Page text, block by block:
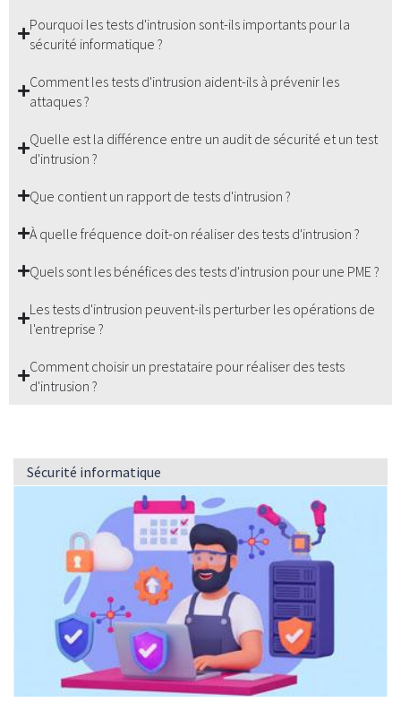
Pourquoi les tests d'intrusion sont-ils importants pour la
sécurité informatique ?
Comment les tests d'intrusion aident-ils à prévenir les
attaques ?
Quelle est la différence entre un audit de sécurité et un test
d'intrusion ?
Que contient un rapport de tests d'intrusion ?
À quelle fréquence doit-on réaliser des tests d'intrusion ?
Quels sont les bénéfices des tests d'intrusion pour une PME ?
Les tests d'intrusion peuvent-ils perturber les opérations de
l'entreprise ?
Comment choisir un prestataire pour réaliser des tests
d'intrusion ?
Sécurité informatique